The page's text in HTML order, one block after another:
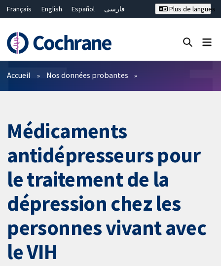
Français English Español
فارسی
Bahasa Malaysia
ไทย
繁體中文
简体中文
Plus de langues
Filtres
Accueil Nos données probantes
Médicaments
antidépresseurs pour
le traitement de la
dépression chez les
personnes vivant avec
le VIH